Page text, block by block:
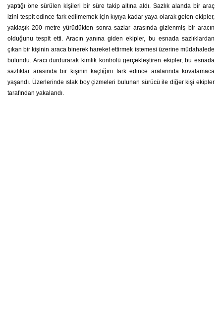
yaptığı öne sürülen kişileri bir süre takip altına aldı. Sazlık alanda bir araç
izini tespit edince fark edilmemek için kıyıya kadar yaya olarak gelen ekipler,
yaklaşık 200 metre yürüdükten sonra sazlar arasında gizlenmiş bir aracın
olduğunu tespit etti. Aracın yanına giden ekipler, bu esnada sazlıklardan
çıkan bir kişinin araca binerek hareket ettirmek istemesi üzerine müdahalede
bulundu. Aracı durdurarak kimlik kontrolü gerçekleştiren ekipler, bu esnada
sazlıklar arasında bir kişinin kaçtığını fark edince aralarında kovalamaca
yaşandı. Üzerlerinde ıslak boy çizmeleri bulunan sürücü ile diğer kişi ekipler
tarafından yakalandı.